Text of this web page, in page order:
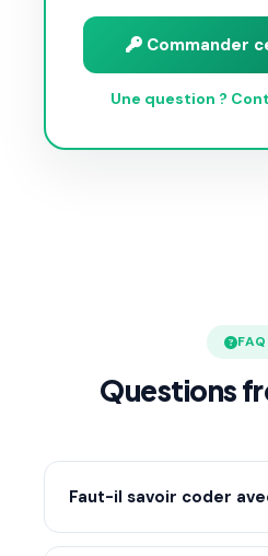
Commander
Une question ?
FAQ
Questions
Faut-il savoir coder
Non, tout se fait par